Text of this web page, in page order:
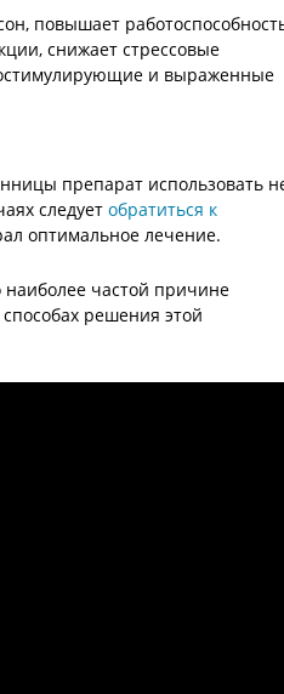
повышает
снижает стрессовые
и выраженные
препарат использовать
следует обратиться к
оптимальное лечение.
наиболее частой причине
решения этой